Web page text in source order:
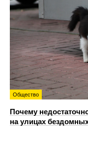
Общество
Почему
на улицах